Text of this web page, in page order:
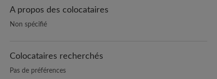
A propos des colocataires
Non spécifié
Colocataires recherchés
Pas de préférences